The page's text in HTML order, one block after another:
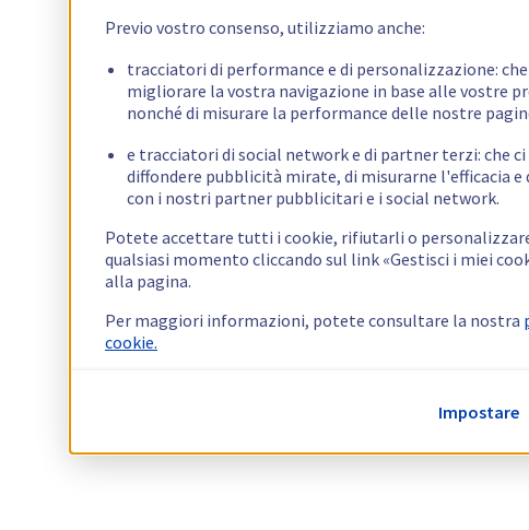
Previo vostro consenso, utilizziamo anche:
tracciatori di performance e di personalizzazione:
migliorare la vostra navigazione in base alle vostre
nonché di misurare la performance delle nostre
e tracciatori di social network e di partner terzi: che
diffondere pubblicità mirate, di misurarne l'efficacia e
con i nostri partner pubblicitari e i social network.
Potete accettare tutti i cookie, rifiutarli o
qualsiasi momento cliccando sul link «Gestisci i miei
alla pagina.
Per maggiori informazioni, potete consultare la nostra
cookie.
Impostare